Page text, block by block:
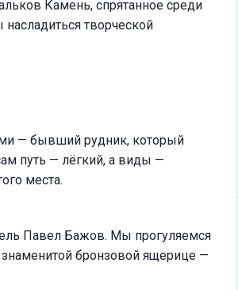
Камень, спрятанное среди
насладиться творческой
— бывший рудник, который
путь — лёгкий, а виды —
места.
Павел Бажов. Мы прогуляемся
бронзовой ящерице —